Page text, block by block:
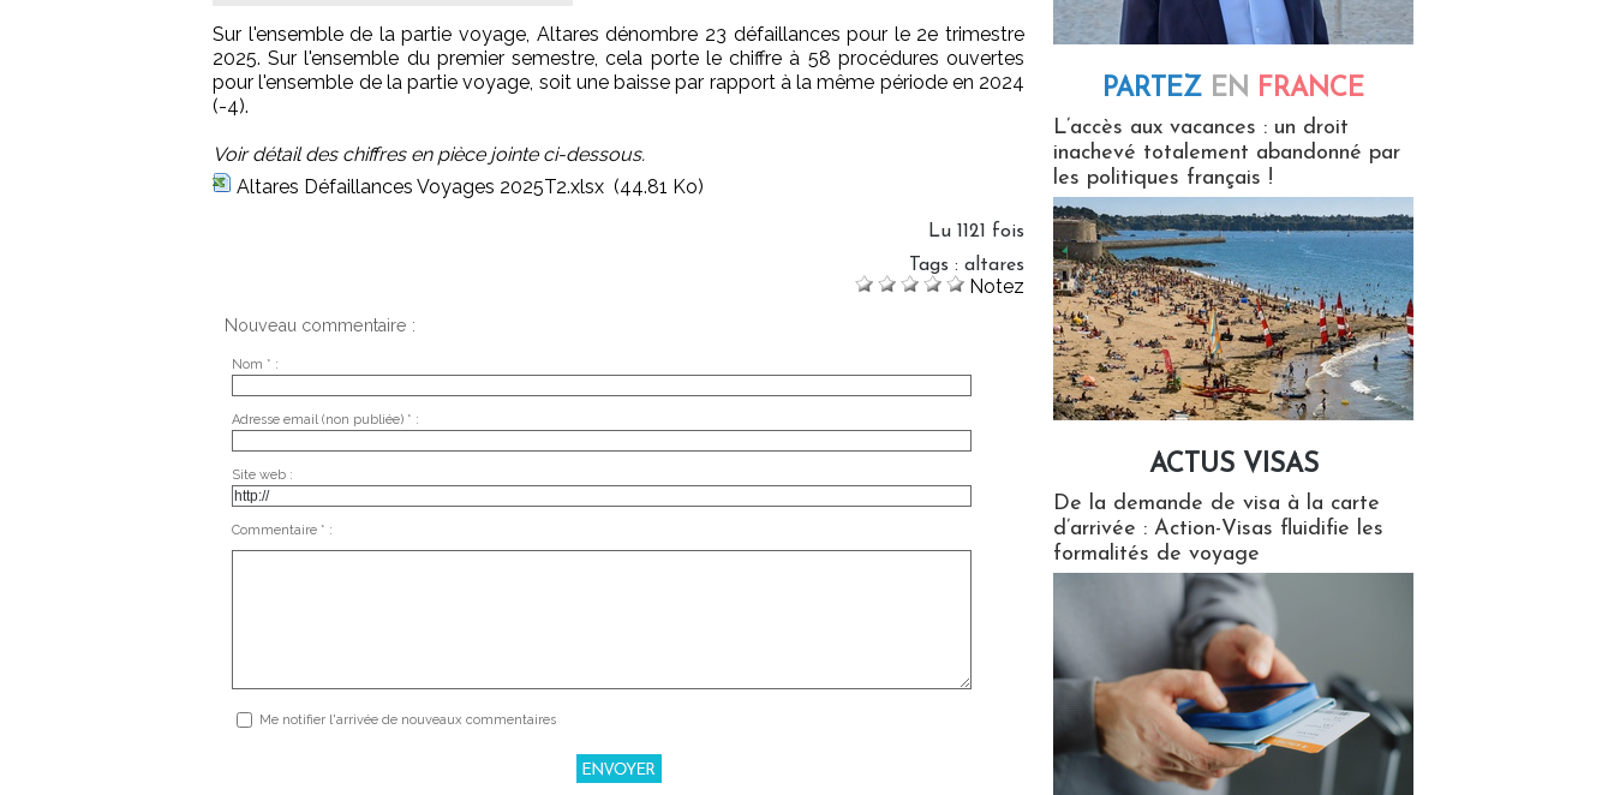
Sur l'ensemble de la partie voyage, Altares dénombre 23 défaillances pour le 2e trimestre
2025. Sur l'ensemble du premier semestre, cela porte le chiffre à 58 procédures ouvertes
pour l'ensemble de la partie voyage, soit une baisse par rapport à la même période en 2024
(-4).
Voir détail des chiffres en pièce jointe ci-dessous.
Altares Défaillances Voyages 2025T2.xlsx (44.81 Ko)
Lu 1121 fois
Tags : altares
Notez
Nouveau commentaire :
Nom * :
Adresse email (non publiée) * :
Site web :
Commentaire * :
Me notifier l'arrivée de nouveaux commentaires
PARTEZ EN FRANCE
L’accès aux vacances : un droit
inachevé totalement abandonné par
les politiques français !
ACTUS VISAS
De la demande de visa à la carte
d’arrivée : Action-Visas fluidifie les
formalités de voyage